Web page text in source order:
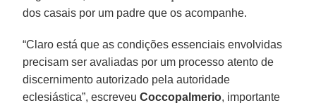
dos casais por um padre que os acompanhe.
“Claro está que as condições essenciais envolvidas
precisam ser avaliadas por um processo atento de
discernimento autorizado pela autoridade
eclesiástica”, escreveuCoccopalmerio, importante